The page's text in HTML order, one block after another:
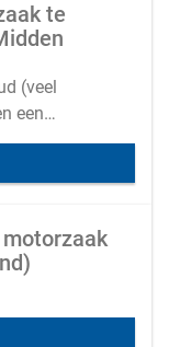
te
(veel
een
2 bruggen